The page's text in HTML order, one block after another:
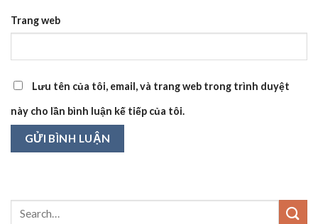
Trang web
Lưu tên của tôi, email, và trang web trong trình duyệt
này cho lần bình luận kế tiếp của tôi.